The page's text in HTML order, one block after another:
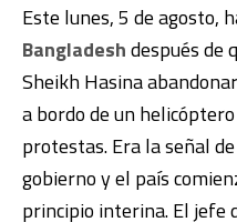
Este lunes, 5 de agosto,
Bangladeshdespués de
Sheikh Hasina
a bordo de un
protestas. Era la señal
gobierno y el país
principio interina. El jefe